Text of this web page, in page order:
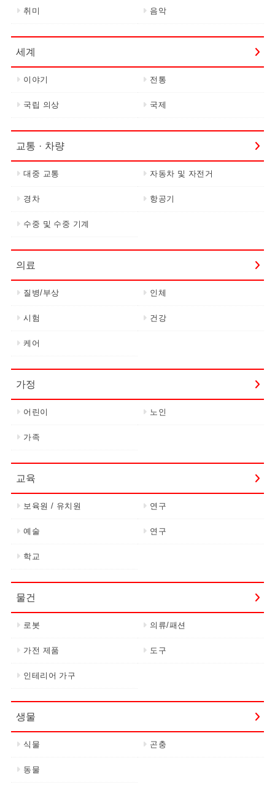
취미 음악
세계
이야기 전통
국립 의상 국제
교통 · 차량
대중 교통 자동차 및 자전거
경차 항공기
수중 및 수중 기계
의료
질병/부상 인체
시험 건강
케어
가정
어린이 노인
가족
교육
보육원 / 유치원 연구
예술 연구
학교
물건
로봇 의류/패션
가전 제품 도구
인테리어 가구
생물
식물 곤충
동물